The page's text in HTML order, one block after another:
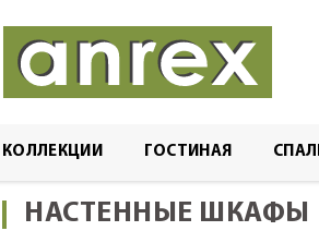
КОЛЛЕКЦИИ ГОСТИНАЯ
Главная Каталог По коллекциям VILMA
НАСТЕННЫЕ ШКАФЫ